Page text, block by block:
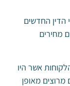
הדין החדשים
מחירים
אשר היו
מרוצים מאופן